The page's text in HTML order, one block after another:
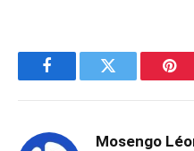
FacebookTwitter
Mosengo